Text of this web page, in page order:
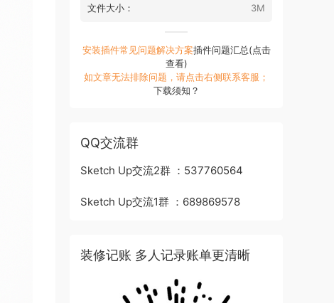
文件大小：
3M
安装插件常见问题解决方案插件问题汇总(点击
查看)
如文章无法排除问题，请点击右侧联系客服；
下载须知？
QQ交流群
Sketch Up交流2群 ：537760564
Sketch Up交流1群 ：689869578
装修记账 多人记录账单更清晰